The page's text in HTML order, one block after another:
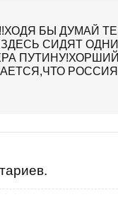
БЫ ДУМАЙ ТЕ
СИДЯТ ОДНИ
ПУТИНУ!ХОРШИЙ
РОССИЯ